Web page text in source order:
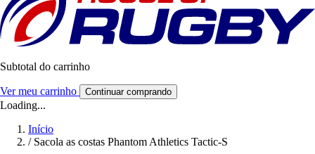
Subtotal do carrinho
Ver meu carrinho Continuar comprando
Loading...
Início
/ Sacola as costas Phantom Athletics Tactic-S